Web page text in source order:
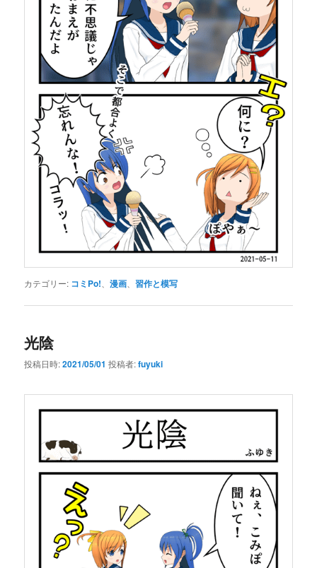
カテゴリー: コミPo!、漫画、習作と模写
光陰
投稿日時:2021/05/01 投稿者:fuyuki